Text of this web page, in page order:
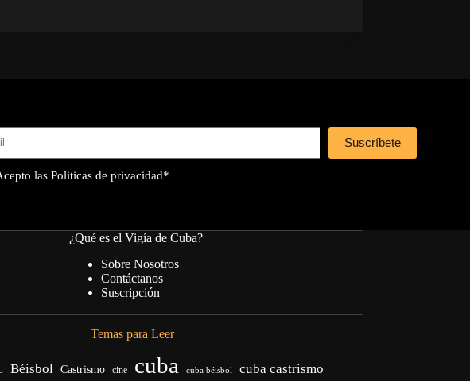
Suscríbete
lasPoliticas de privacidad*
¿Qué es el Vigía de Cuba?
Sobre Nosotros
Contáctanos
Suscripción
Temas para Leer
Béisbol Castrismo cine cuba cuba béisbol cuba castrismo